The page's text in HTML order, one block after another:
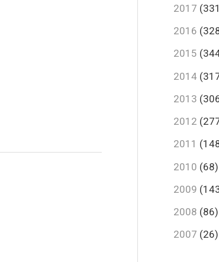
2017
2016
2015
2014
2013
2012
2011
2010 (68)
2009
2008 (86)
2007 (26)